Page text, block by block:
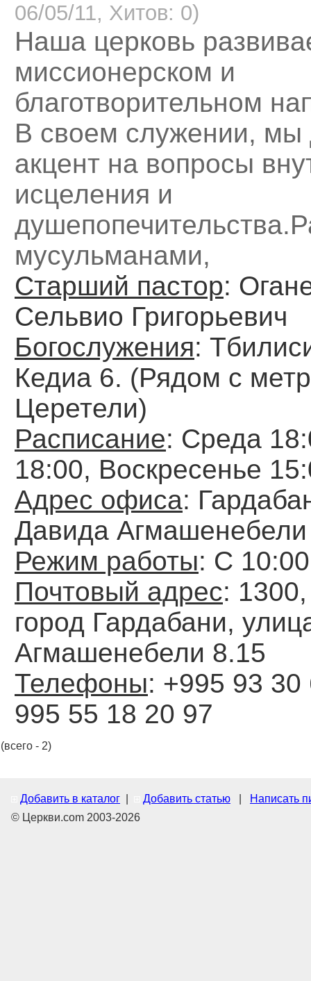
06/05/11, Хитов: 0)
Наша церковь
миссионерском и
благотворительном
В своем служении, мы
акцент на вопросы
исцеления и
мусульманами,
Старший пастор:
Сельвио Григорьевич
Богослужения:
Кедиа 6. (Рядом с
Церетели)
Расписание: Среда
18:00, Воскресенье
Адрес офиса:
Давида
Режим работы: С
Почтовый адрес:
город Гардабани,
Агмашенебели 8.15
Телефоны: +995 93 30
995 55 18 20 97
(всего - 2)
Добавить в каталог Добавить статью
Написать
© Церкви.com 2003-2026